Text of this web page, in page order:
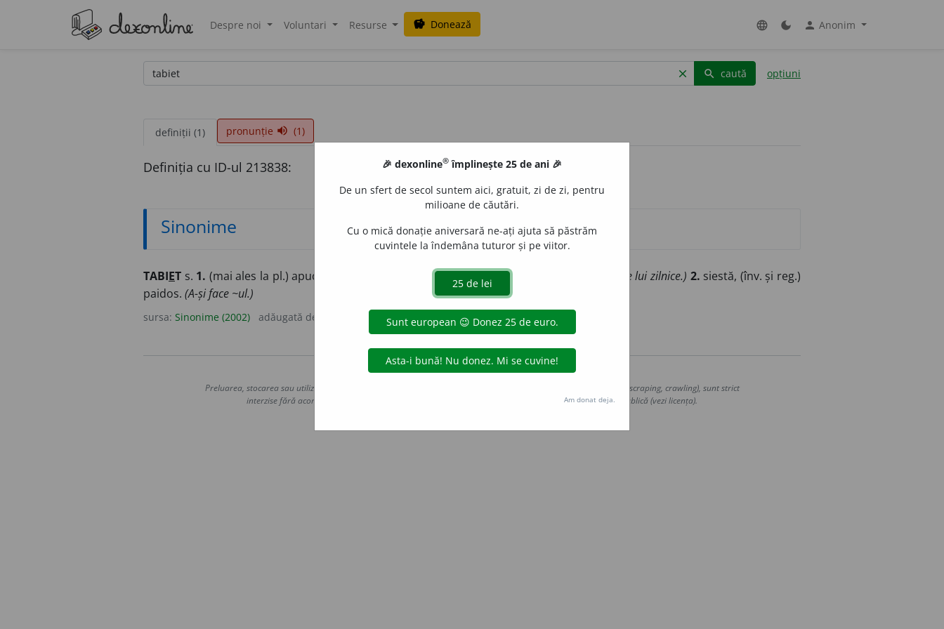
Despre noi Voluntari Resurse savings Donează language dark_mode person Anonim
clear search caută opțiuni
definiții (1) pronunție volume_up (1)
Definiția cu ID-ul 213838:
Sinonime
TABIET s. 1. (mai ales la pl.) apucătură, deprindere, obicei, obișnuință, (înv.) taifet. (Are ~urile lui zilnice.) 2. siestă, (înv. și reg.)
paidos. (A-și face ~ul.)
sursa: Sinonime (2002) adăugată de acțiuni
Copyright © 2004-2026 dexonline (https://dexonline.ro)
Preluarea, stocarea sau utilizarea datelor de pe acest site, inclusiv prin orice metode de extragere automată (web scraping, crawling), sunt strict
interzise fără acordul nostru prealabil scris, cu excepția seturilor de date oferite oficial spre utilizare publică (vezi licența).
🎉 dexonline® împlinește 25 de ani 🎉
De un sfert de secol suntem aici, gratuit, zi de zi, pentru
milioane de căutări.
Cu o mică donație aniversară ne-ați ajuta să păstrăm
cuvintele la îndemâna tuturor și pe viitor.
Am donat deja.